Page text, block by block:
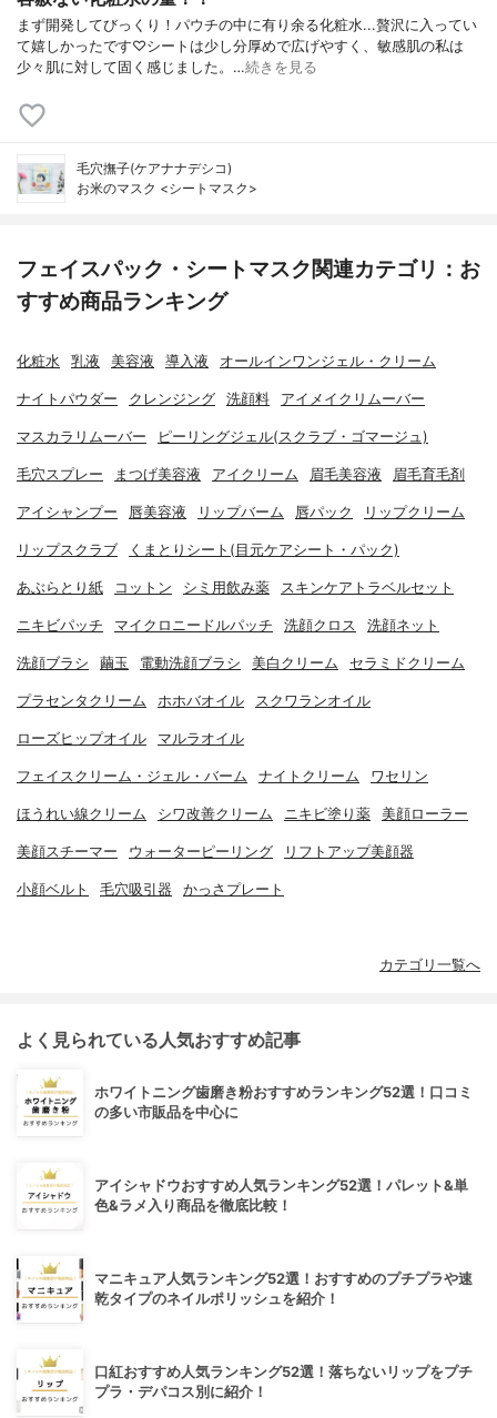
まず開発してびっくり！パウチの中に有り余る化粧水...贅沢に入ってい
て嬉しかったです♡シートは少し分厚めで広げやすく、敏感肌の私は
少々肌に対して固く感じました。…続きを見る
毛穴撫子(ケアナナデシコ)
お米のマスク <シートマスク>
フェイスパック・シートマスク関連カテゴリ：お
すすめ商品ランキング
化粧水 乳液 美容液 導入液 オールインワンジェル・クリーム
ナイトパウダー クレンジング 洗顔料 アイメイクリムーバー
マスカラリムーバー ピーリングジェル(スクラブ・ゴマージュ)
毛穴スプレー まつげ美容液 アイクリーム 眉毛美容液 眉毛育毛剤
アイシャンプー 唇美容液 リップバーム 唇パック リップクリーム
リップスクラブ くまとりシート(目元ケアシート・パック)
あぶらとり紙 コットン シミ用飲み薬 スキンケアトラベルセット
ニキビパッチ マイクロニードルパッチ 洗顔クロス 洗顔ネット
洗顔ブラシ 繭玉 電動洗顔ブラシ 美白クリーム セラミドクリーム
プラセンタクリーム ホホバオイル スクワランオイル
ローズヒップオイル マルラオイル
フェイスクリーム・ジェル・バーム ナイトクリーム ワセリン
ほうれい線クリーム シワ改善クリーム ニキビ塗り薬 美顔ローラー
美顔スチーマー ウォーターピーリング リフトアップ美顔器
小顔ベルト 毛穴吸引器 かっさプレート
カテゴリ一覧へ
よく見られている人気おすすめ記事
ホワイトニング歯磨き粉おすすめランキング52選！口コミ
の多い市販品を中心に
アイシャドウおすすめ人気ランキング52選！パレット&単
色&ラメ入り商品を徹底比較！
マニキュア人気ランキング52選！おすすめのプチプラや速
乾タイプのネイルポリッシュを紹介！
口紅おすすめ人気ランキング52選！落ちないリップをプチ
プラ・デパコス別に紹介！